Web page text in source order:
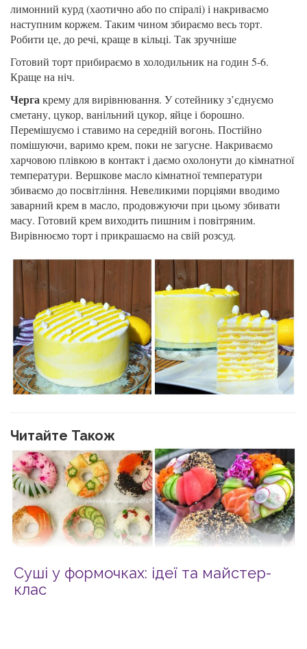
лимонний курд (хаотично або по спіралі) і накриваємо
наступним коржем. Таким чином збираємо весь торт.
Робити це, до речі, краще в кільці. Так зручніше
Готовий торт прибираємо в холодильник на годин 5-6.
Краще на ніч.
Чергакрему для вирівнювання. У сотейнику з’єднуємо
сметану, цукор, ванільний цукор, яйце і борошно.
Перемішуємо і ставимо на середній вогонь. Постійно
помішуючи, варимо крем, поки не загусне. Накриваємо
харчовою плівкою в контакт і даємо охолонути до кімнатної
температури. Вершкове масло кімнатної температури
збиваємо до посвітління. Невеликими порціями вводимо
заварний крем в масло, продовжуючи при цьому збивати
масу. Готовий крем виходить пишним і повітряним.
Вирівнюємо торт і прикрашаємо на свій розсуд.
Читайте Також
Суші у формочках: ідеї та майстер-
клас